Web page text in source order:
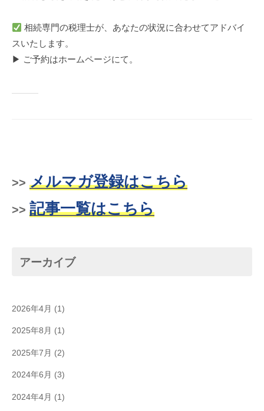
相続専門の税理士が、あなたの状況に合わせてアドバイ
スいたします。
▶ ご予約はホームページにて。
>> メルマガ登録はこちら
>> 記事一覧はこちら
アーカイブ
2026年4月 (1)
2025年8月 (1)
2025年7月 (2)
2024年6月 (3)
2024年4月 (1)